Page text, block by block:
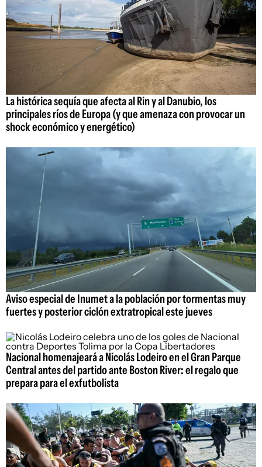
La histórica sequía que afecta al Rin y al Danubio, los
principales ríos de Europa (y que amenaza con provocar un
shock económico y energético)
Aviso especial de Inumet a la población por tormentas muy
fuertes y posterior ciclón extratropical este jueves
Nacional homenajeará a Nicolás Lodeiro en el Gran Parque
Central antes del partido ante Boston River: el regalo que
prepara para el exfutbolista